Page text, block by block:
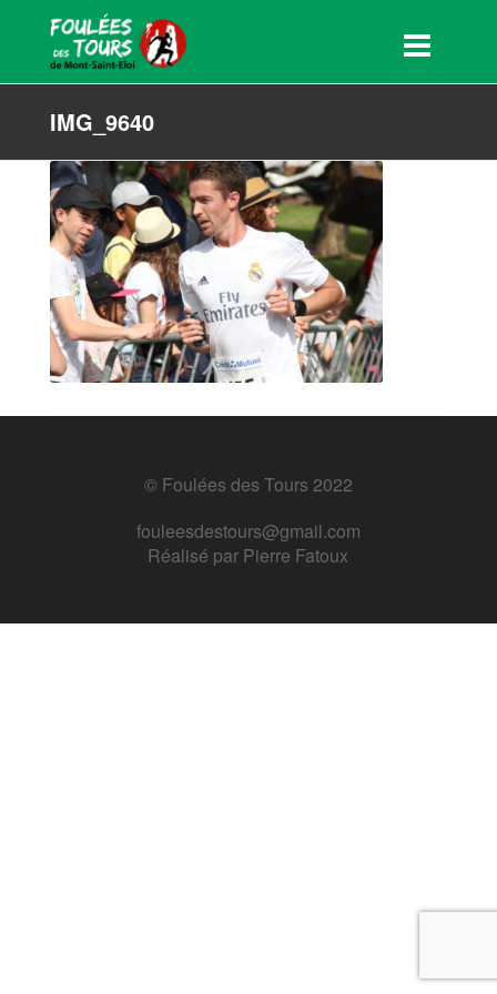
IMG_9640
© Foulées des Tours 2022
fouleesdestours@gmail.com
Réalisé par Pierre Fatoux